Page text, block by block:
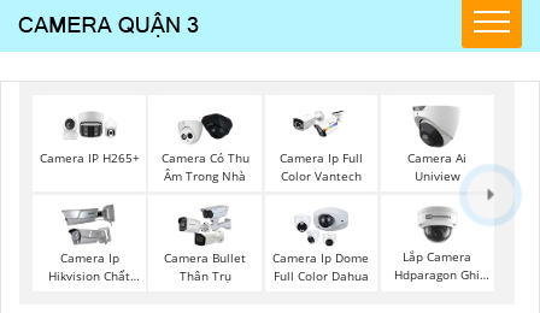
Camera IP H265+
Camera Có Thu
Âm Trong Nhà
Camera Ip Full
Color Vantech
Camera Ai
Uniview
Camera Ip
Hikvision Chất
Camera Bullet
Thân Trụ
Camera Ip Dome
Full Color Dahua
Lắp Camera
Hdparagon Ghi